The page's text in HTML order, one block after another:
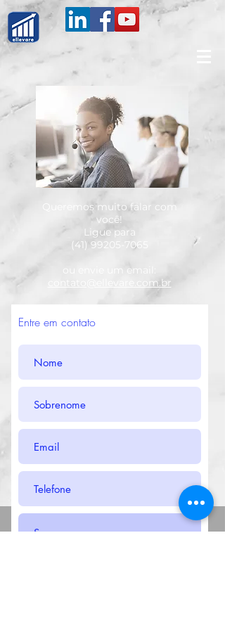
Queremos muito falar com
você!
Ligue para
(41) 99205-7065
ou envie um email:
contato@ellevare.com.br
Entre em contato